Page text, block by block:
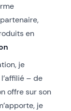
en
je
– de
offre sur son
je